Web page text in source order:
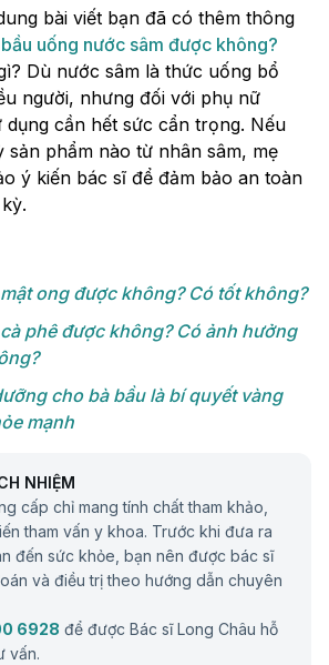
bài viết bạn đã có thêm thông
uống nước sâm được không?
Dù nước sâm là thức uống bổ
người, nhưng đối với phụ nữ
dụng cần hết sức cẩn trọng. Nếu
sản phẩm nào từ nhân sâm, mẹ
ý kiến bác sĩ để đảm bảo an toàn
ong được không​? Có tốt không?
phê được không​? Có ảnh hưởng
cho bà bầu là bí quyết vàng
mạnh
NHIỆM
cấp chỉ mang tính chất tham khảo,
tham vấn y khoa. Trước khi đưa ra
đến sức khỏe, bạn nên được bác sĩ
và điều trị theo hướng dẫn chuyên
6928 để được Bác sĩ Long Châu hỗ
vấn.